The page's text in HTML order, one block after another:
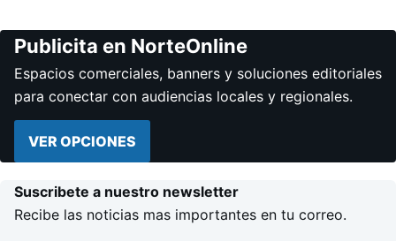
Publicita en NorteOnline
Espacios comerciales, banners y soluciones editoriales
para conectar con audiencias locales y regionales.
VER OPCIONES
Suscribete a nuestro newsletter
Recibe las noticias mas importantes en tu correo.